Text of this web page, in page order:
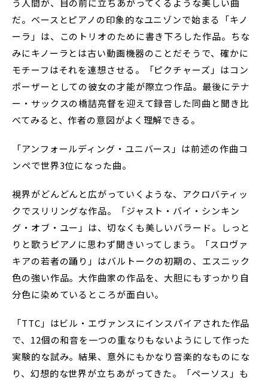
う人間が、目の前に立ちあがってくるような美しい曲
だ。ベースとピアノの印象的なユニゾンで始まる「キノ
ーラ」は、このトリオのために書き下ろした作品。ちな
みにキノーラとは古い動画機器のことだそうで、確かに
モチーフはそれを連想させる。「ピクチャーズ」はコン
ポーザーとしての彼女の才能が際立つ作品。最後にテナ
ー・サックスの橋詰亮督を迎えて録音した同曲と聞き比
べてみると、作者の意図がよく理解できる。
「アンフォールディング・ユニバース」は前述の作曲コ
ンペで世界3位になった曲。
視界がどんどんと広がっていくような、アクロバティッ
クでスリリングな作品。「ジャスト・バイ・シンキン
グ・オブ・ユー」は、切なくも美しいバラード。しっと
りと歌うピアノに思わず聞きいってしまう。「スロヴァ
キアの若者の踊り」はバルトークの初期の、エスニック
色の強い作品。大作曲家の作品を、大胆にもすっかり自
分色に染めているところが面白い。
「TTC」はビル・エヴァンスにインスパイアされた作品
で、12個の和音を一つの重なりもないようにして作った
実験的な試み。結果、意外にもかなり音楽的なものにな
り、幻想的な世界が立ちあがってきた。「ペーソス」も